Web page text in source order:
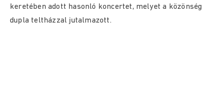
keretében adott hasonló koncertet, melyet a közönség
dupla teltházzal jutalmazott.